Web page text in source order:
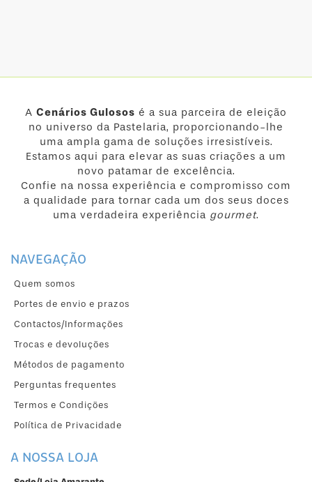
A Cenários Gulosos é a sua parceira de eleição
no universo da Pastelaria, proporcionando-lhe
uma ampla gama de soluções irresistíveis.
Estamos aqui para elevar as suas criações a um
novo patamar de excelência.
Confie na nossa experiência e compromisso com
a qualidade para tornar cada um dos seus doces
uma verdadeira experiência gourmet.
NAVEGAÇÃO
Quem somos
Portes de envio e prazos
Contactos/Informações
Trocas e devoluções
Métodos de pagamento
Perguntas frequentes
Termos e Condições
Política de Privacidade
A NOSSA LOJA